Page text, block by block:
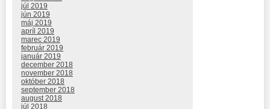
júl 2019
jún 2019
máj 2019
apríl 2019
marec 2019
február 2019
január 2019
december 2018
november 2018
október 2018
september 2018
august 2018
júl 2018